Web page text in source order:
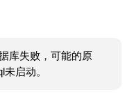
库失败，可能的原
启动。